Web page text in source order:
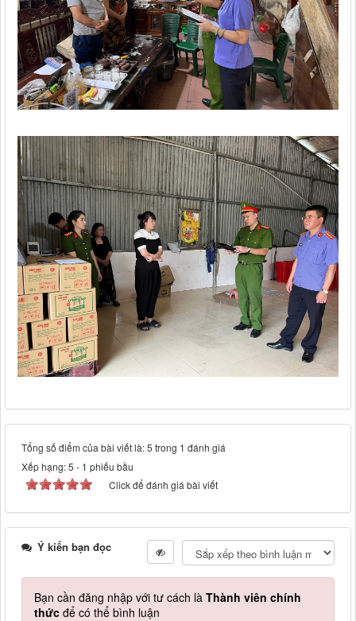
Tổng số điểm của bài viết là: 5 trong 1 đánh giá
Xếp hạng:5 - 1 phiếu bầu
Click để đánh giá bài viết
Ý kiến bạn đọc
Bạn cần đăng nhập với tư cách là Thành viên chính
thức để có thể bình luận